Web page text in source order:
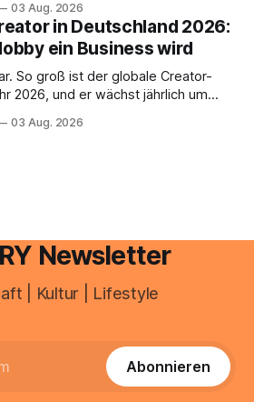
oft nicht drin. Dabei reagiert die
Schlafmangel und
müde, spannt oder neigt zu
03 Aug. 2026
in Deutschland 2026:
ein Business wird
So groß ist der globale Creator-
2026, und er wächst jährlich um
Wirtschaftszweig. Weltweit
03 Aug. 2026
Newsletter
| Kultur | Lifestyle
Abonnieren